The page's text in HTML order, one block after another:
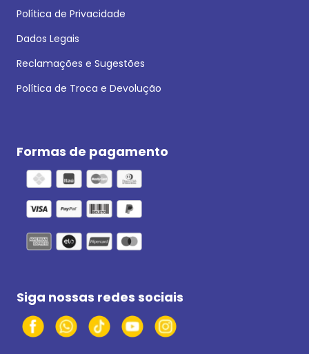
Política de Privacidade
Dados Legais
Reclamações e Sugestões
Política de Troca e Devolução
Formas de pagamento
Siga nossas redes sociais